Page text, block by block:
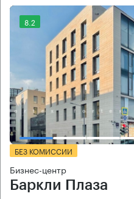
8.2
БЕЗ КОМИССИИ
Бизнес-центр
Баркли Плаза